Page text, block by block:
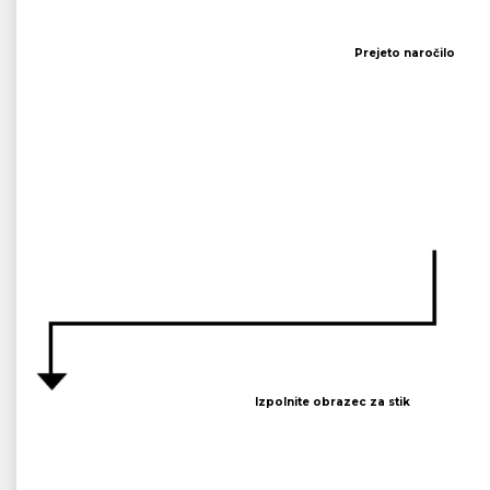
Prejeto naročilo
Izpolnite obrazec za stik